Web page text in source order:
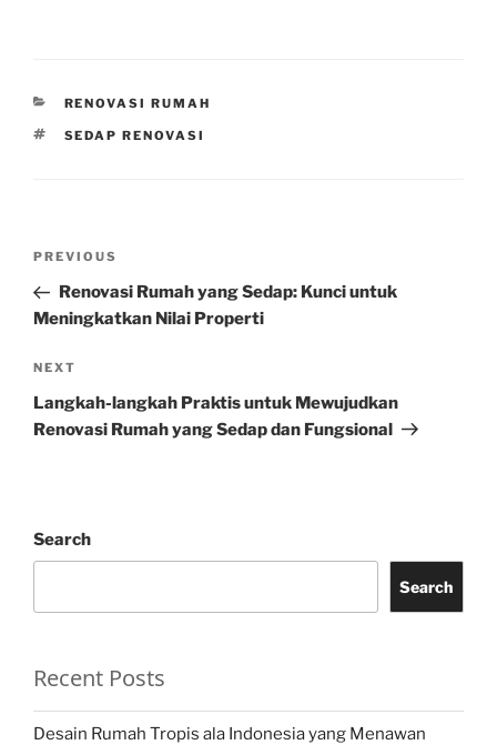
CATEGORIES
RENOVASI RUMAH
TAGS
SEDAP RENOVASI
Previous
Post
PREVIOUS
Renovasi Rumah yang Sedap: Kunci untuk
Meningkatkan Nilai Properti
Next
Post
NEXT
Langkah-langkah Praktis untuk Mewujudkan
Renovasi Rumah yang Sedap dan Fungsional
Search
Search
Recent Posts
Desain Rumah Tropis ala Indonesia yang Menawan